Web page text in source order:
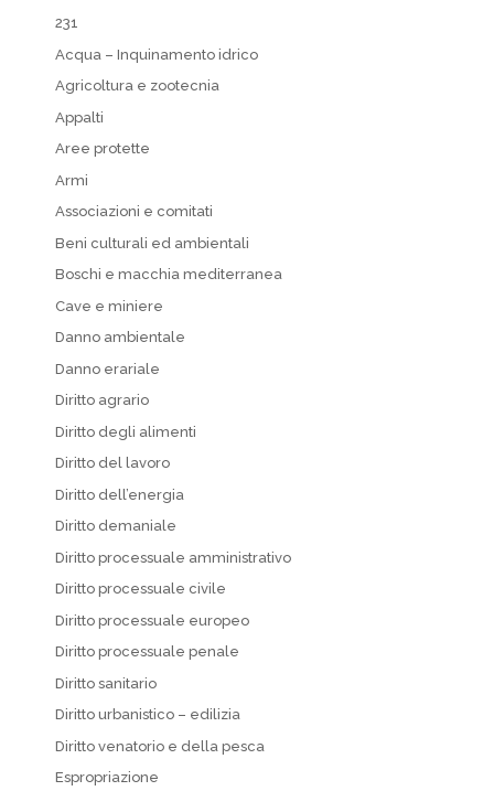
231
Acqua – Inquinamento idrico
Agricoltura e zootecnia
Appalti
Aree protette
Armi
Associazioni e comitati
Beni culturali ed ambientali
Boschi e macchia mediterranea
Cave e miniere
Danno ambientale
Danno erariale
Diritto agrario
Diritto degli alimenti
Diritto del lavoro
Diritto dell’energia
Diritto demaniale
Diritto processuale amministrativo
Diritto processuale civile
Diritto processuale europeo
Diritto processuale penale
Diritto sanitario
Diritto urbanistico – edilizia
Diritto venatorio e della pesca
Espropriazione